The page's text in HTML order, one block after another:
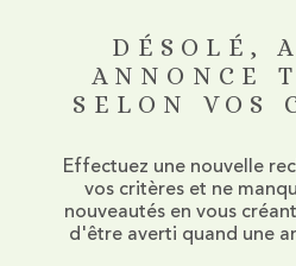
DÉSOLÉ,
ANNONCE
SELON VOS
Effectuez une nouvelle
vos critères et ne
nouveautés en vous
d'être averti quand une